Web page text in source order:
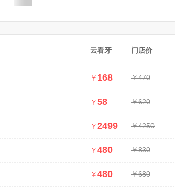
云看牙 门店价
￥ 168 ￥470
￥58 ￥620
￥2499 ￥4250
￥480 ￥830
￥480 ￥680